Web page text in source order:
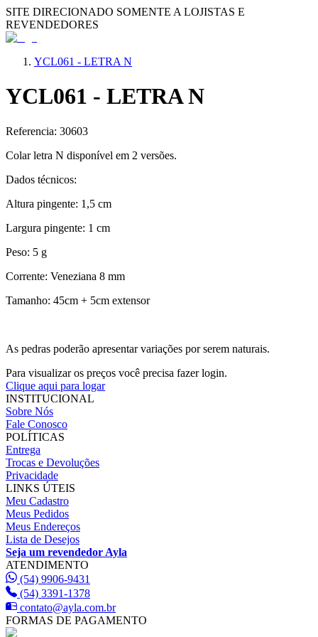
SITE DIRECIONADO SOMENTE A LOJISTAS E
REVENDEDORES
YCL061 - LETRA N
YCL061 - LETRA N
Referencia: 30603
Colar letra N disponível em 2 versões.
Dados técnicos:
Altura pingente: 1,5 cm
Largura pingente: 1 cm
Peso: 5 g
Corrente: Veneziana 8 mm
Tamanho: 45cm + 5cm extensor
As pedras poderão apresentar variações por serem naturais.
Para visualizar os preços você precisa fazer login.
Clique aqui para logar
INSTITUCIONAL
Sobre Nós
Fale Conosco
POLÍTICAS
Entrega
Trocas e Devoluções
Privacidade
LINKS ÚTEIS
Meu Cadastro
Meus Pedidos
Meus Endereços
Lista de Desejos
Seja um revendedor Ayla
ATENDIMENTO
(54) 9906-9431
(54) 3391-1378
contato@ayla.com.br
FORMAS DE PAGAMENTO